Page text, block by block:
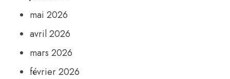
mai 2026
avril 2026
mars 2026
février 2026